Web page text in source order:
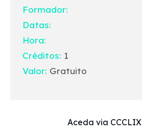
Formador:
Datas:
Hora:
Créditos: 1
Valor: Gratuito
Aceda via CCCLIX